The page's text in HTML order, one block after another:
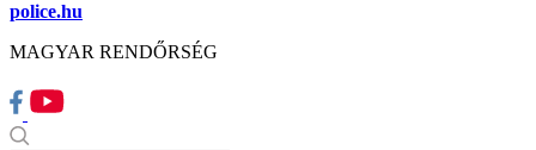
police.hu
MAGYAR RENDŐRSÉG